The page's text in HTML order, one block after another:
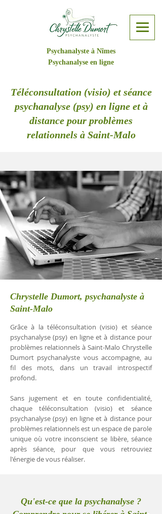
Psychanalyste à Nîmes
Psychanalyse en ligne
Téléconsultation (visio) et séance
psychanalyse (psy) en ligne et à
distance pour problèmes
relationnels à Saint-Malo
Chrystelle Dumort, psychanalyste à
Saint-Malo
Grâce à la téléconsultation (visio) et séance
psychanalyse (psy) en ligne et à distance pour
problèmes relationnels à Saint-Malo Chrystelle
Dumort psychanalyste vous accompagne, au
fil des mots, dans un travail introspectif
profond.
Sans jugement et en toute confidentialité,
chaque téléconsultation (visio) et séance
psychanalyse (psy) en ligne et à distance pour
problèmes relationnels est un espace de parole
unique où votre inconscient se libère, séance
après séance, pour que vous retrouviez
l'énergie de vous réaliser.
Qu'est-ce que la psychanalyse ?